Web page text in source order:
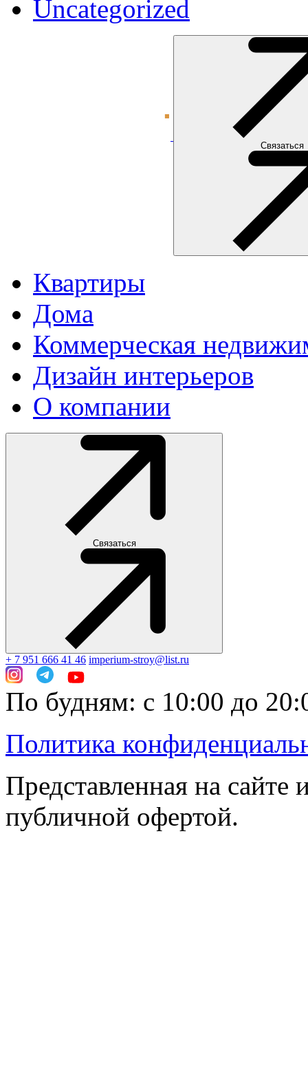
Uncategorized
Связаться
Квартиры
Дома
Коммерческая
Дизайн интерьеров
О компании
Связаться
+ 7 951 666 41 46 imperium-stroy@list.ru
По будням: с 10:00 до
Политика
Представленная на сайте
публичной офертой.